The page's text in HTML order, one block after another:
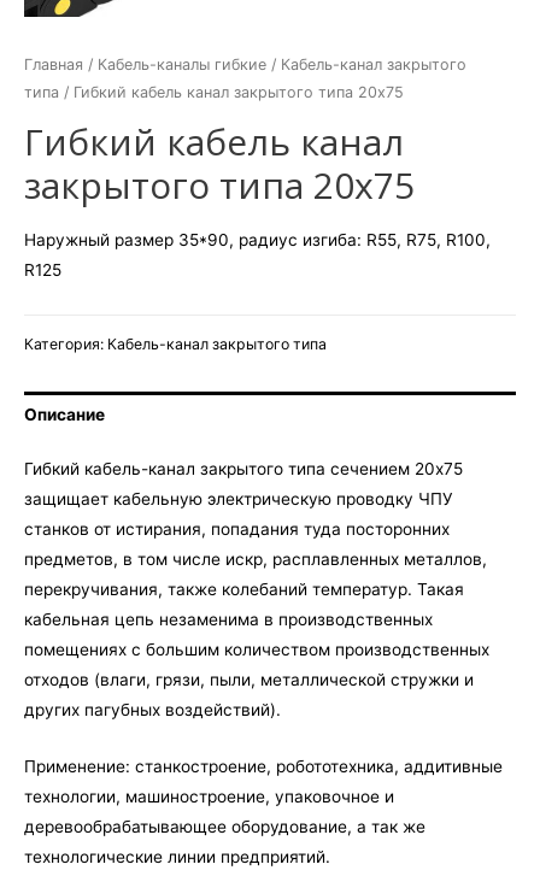
Главная / Кабель-каналы гибкие / Кабель-канал закрытого
типа / Гибкий кабель канал закрытого типа 20х75
Гибкий кабель канал
закрытого типа 20х75
Наружный размер 35*90, радиус изгиба: R55, R75, R100,
R125
Категория: Кабель-канал закрытого типа
Описание
Гибкий кабель-канал закрытого типа сечением 20х75
защищает кабельную электрическую проводку ЧПУ
станков от истирания, попадания туда посторонних
предметов, в том числе искр, расплавленных металлов,
перекручивания, также колебаний температур. Такая
кабельная цепь незаменима в производственных
помещениях с большим количеством производственных
отходов (влаги, грязи, пыли, металлической стружки и
других пагубных воздействий).
Применение: станкостроение, робототехника, аддитивные
технологии, машиностроение, упаковочное и
деревообрабатывающее оборудование, а так же
технологические линии предприятий.